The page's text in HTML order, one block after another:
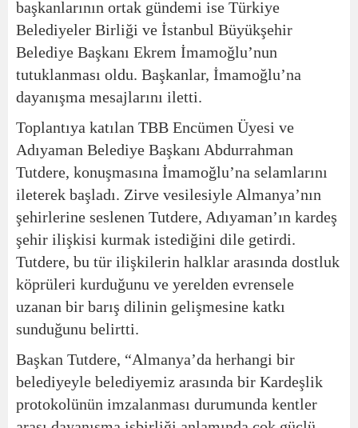
başkanlarının ortak gündemi ise Türkiye
Belediyeler Birliği ve İstanbul Büyükşehir
Belediye Başkanı Ekrem İmamoğlu’nun
tutuklanması oldu. Başkanlar, İmamoğlu’na
dayanışma mesajlarını iletti.
Toplantıya katılan TBB Encümen Üyesi ve
Adıyaman Belediye Başkanı Abdurrahman
Tutdere, konuşmasına İmamoğlu’na selamlarını
ileterek başladı. Zirve vesilesiyle Almanya’nın
şehirlerine seslenen Tutdere, Adıyaman’ın kardeş
şehir ilişkisi kurmak istediğini dile getirdi.
Tutdere, bu tür ilişkilerin halklar arasında dostluk
köprüleri kurduğunu ve yerelden evrensele
uzanan bir barış dilinin gelişmesine katkı
sunduğunu belirtti.
Başkan Tutdere, “Almanya’da herhangi bir
belediyeyle belediyemiz arasında bir Kardeşlik
protokolünün imzalanması durumunda kentler